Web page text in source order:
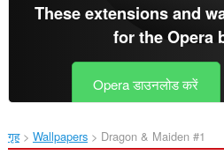
These extensions and
for theOpera
Opera डाउनलोड करें
गृह Wallpapers Dragon & Maiden #1‎